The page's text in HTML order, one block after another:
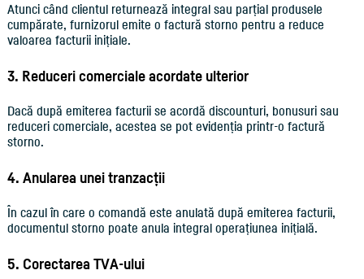
Atunci când clientul returnează integral sau parțial produsele
cumpărate, furnizorul emite o factură storno pentru a reduce
valoarea facturii inițiale.
3. Reduceri comerciale acordate ulterior
Dacă după emiterea facturii se acordă discounturi, bonusuri sau
reduceri comerciale, acestea se pot evidenția printr-o factură
storno.
4. Anularea unei tranzacții
În cazul în care o comandă este anulată după emiterea facturii,
documentul storno poate anula integral operațiunea inițială.
5. Corectarea TVA-ului